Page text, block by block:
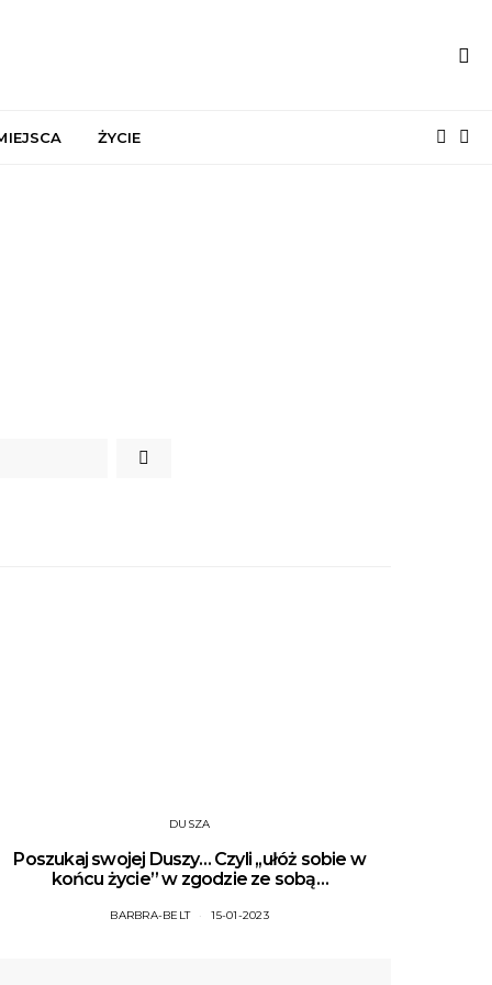
ŻYCIE
DUSZA
Poszukaj swojej Duszy… Czyli ,,ułóż sobie w
końcu życie” w zgodzie ze sobą…
BARBRA-BELT 15-01-2023